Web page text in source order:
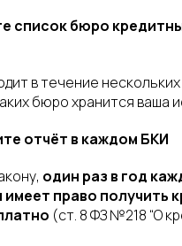
список бюро
в течение
бюро хранится ваша
отчёт в каждом БКИ
один раз в год
имеет право получить
(ст. 8 ФЗ №218 “О